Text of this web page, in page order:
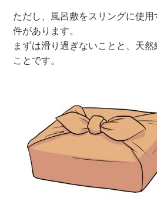
ただし、風呂敷をスリングに使
件があります。
まずは滑り過ぎないことと、天
ことです。